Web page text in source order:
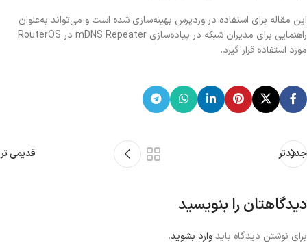
این مقاله برای استفاده در وردپرس بهینه‌سازی شده است و می‌تواند به‌عنوان
راهنمایی برای مدیران شبکه در پیاده‌سازی mDNS Repeater در RouterOS
مورد استفاده قرار گیرد.
جدیدتر قدیمی تر
دیدگاهتان را بنویسید
برای نوشتن دیدگاه بایدوارد بشوید.